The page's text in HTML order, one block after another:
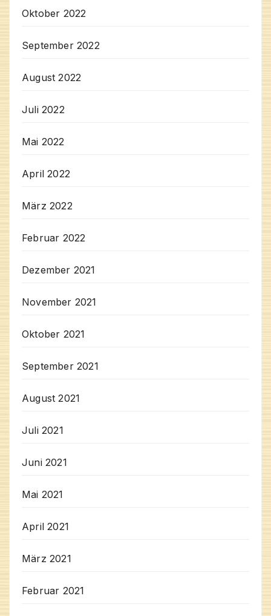
Oktober 2022
September 2022
August 2022
Juli 2022
Mai 2022
April 2022
März 2022
Februar 2022
Dezember 2021
November 2021
Oktober 2021
September 2021
August 2021
Juli 2021
Juni 2021
Mai 2021
April 2021
März 2021
Februar 2021